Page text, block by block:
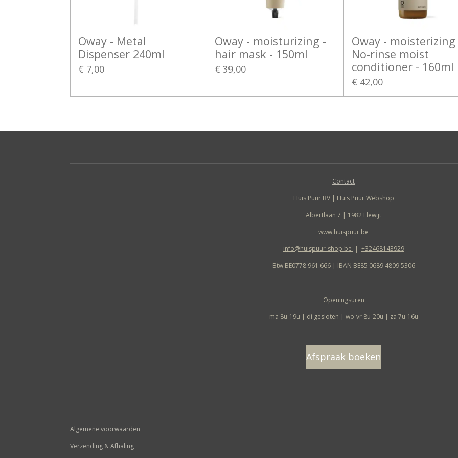
Oway - Metal
Dispenser 240ml
€ 7,00
Oway - moisturizing -
hair mask - 150ml
€ 39,00
Oway - moisterizing
No-rinse moist
conditioner - 160ml
€ 42,00
Contact
Huis Puur BV | Huis Puur Webshop
Albertlaan 7 | 1982 Elewijt
www.huispuur.be
info@huispuur-shop.be | +32468143929
Btw BE0778.961.666 | IBAN BE85 0689 4809 5306
Openingsuren
ma 8u-19u | di gesloten | wo-vr 8u-20u | za 7u-16u
Afspraak boeken
Algemene voorwaarden
Verzending & Afhaling